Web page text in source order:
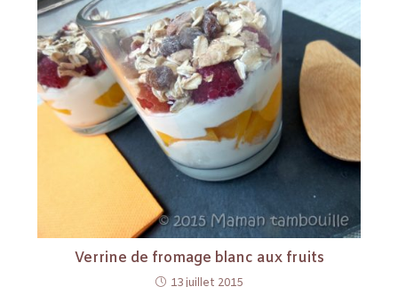
Verrine de fromage blanc aux fruits
13 juillet 2015